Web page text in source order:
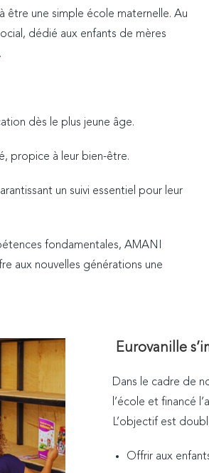
être une simple école maternelle. Au
dédié aux enfants de mères
dès le plus jeune âge.
propice à leur bien-être.
un suivi essentiel pour leur
fondamentales, AMANI
aux nouvelles générations une
Eurovanille
Dans le cadre de
l’école et financé
L’objectif est
Offrir aux